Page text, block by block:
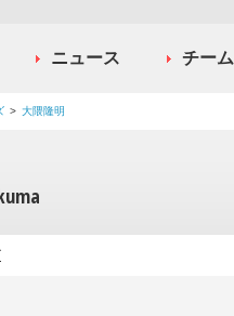
ニュース チーム
大隈隆明